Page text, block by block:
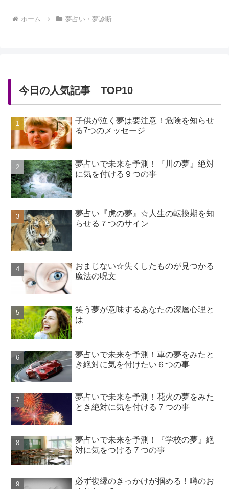
ホーム 夢占い・夢診断
今日の人気記事 TOP10
子供が泣く夢は要注意！危険を知らせ
る7つのメッセージ
夢占いで未来を予測！『川の夢』絶対
に気を付ける９つの事
夢占い『虎の夢』☆人生の転換期を知
らせる７つのサイン
おまじない☆失くしたものが見つかる
魔法の呪文
笑う夢が意味するあなたの深層心理と
は
夢占いで未来を予測！車の夢をみたと
き絶対に気を付けたい６つの事
夢占いで未来を予測！花火の夢をみた
とき絶対に気を付ける７つの事
夢占いで未来を予測！『学校の夢』絶
対に気をつける７つの事
必ず復縁のきっかけが掴める！噂のお